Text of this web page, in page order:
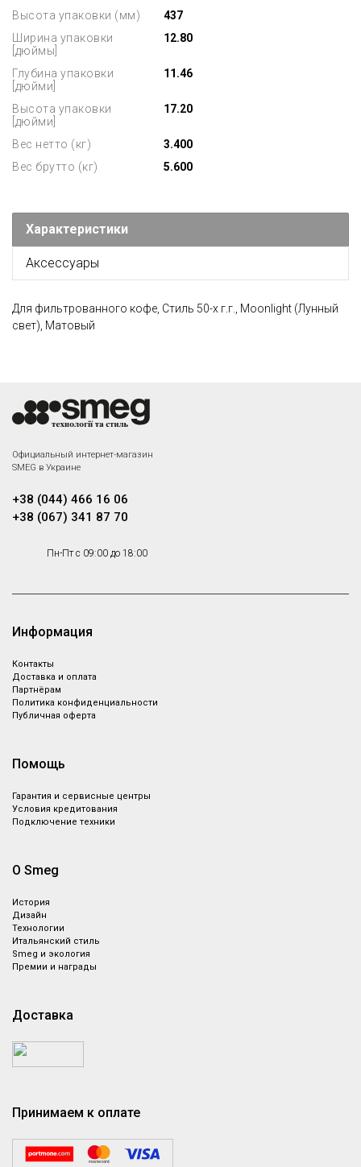
Высота упаковки (мм)
437
Ширина упаковки
[дюймы]
12.80
Глубина упаковки
[дюйми]
11.46
Высота упаковки
[дюйми]
17.20
Вес нетто (кг)
3.400
Вес брутто (кг)
5.600
Характеристики
Аксессуары
Для фильтрованного кофе, Стиль 50-х г.г., Moonlight (Лунный
свет), Матовый
Официальный интернет-магазин
SMEG в Украине
+38 (044) 466 16 06
+38 (067) 341 87 70
Пн-Пт с 09:00 до 18:00
Информация
Контакты
Доставка и оплата
Партнёрам
Политика конфиденциальности
Публичная оферта
Помощь
Гарантия и сервисные центры
Условия кредитования
Подключение техники
О Smeg
История
Дизайн
Технологии
Итальянский стиль
Smeg и экология
Премии и награды
Доставка
Принимаем к оплате